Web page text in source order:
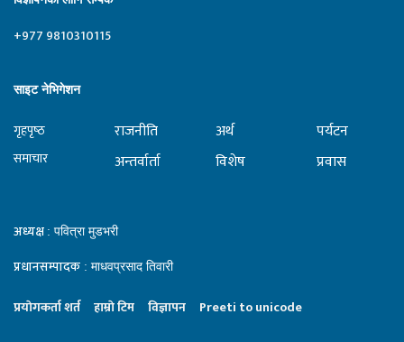
+977 9810310115
साइट नेभिगेशन
गृहपृष्‍ठ
समाचार
राजनीति
अन्तर्वार्ता
अर्थ
विशेष
पर्यटन
प्रवास
अध्यक्ष : पवित्रा मुडभरी
प्रधानसम्पादक : माधवप्रसाद तिवारी
प्रयाेगकर्ता शर्त हाम्राे टिम विज्ञापन Preeti to unicode